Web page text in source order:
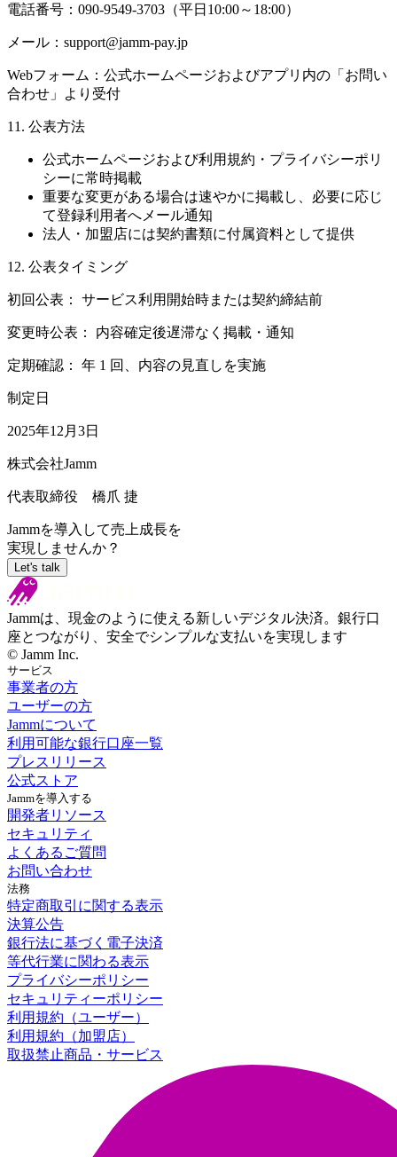
電話番号：090-9549-3703（平日10:00～18:00）
メール：support@jamm-pay.jp
Webフォーム：公式ホームページおよびアプリ内の「お問い
合わせ」より受付
11. 公表方法
公式ホームページおよび利用規約・プライバシーポリ
シーに常時掲載
重要な変更がある場合は速やかに掲載し、必要に応じ
て登録利用者へメール通知
法人・加盟店には契約書類に付属資料として提供
12. 公表タイミング
初回公表： サービス利用開始時または契約締結前
変更時公表： 内容確定後遅滞なく掲載・通知
定期確認： 年 1 回、内容の見直しを実施
制定日
2025年12月3日
株式会社Jamm
代表取締役 橋爪 捷
Jammを導入して売上成長を
実現しませんか？
Let's talk
Jammは、現金のように使える新しいデジタル決済。銀行口
座とつながり、安全でシンプルな支払いを実現します
© Jamm Inc.
サービス
事業者の方
ユーザーの方
Jammについて
利用可能な銀行口座一覧
プレスリリース
公式ストア
Jammを導入する
開発者リソース
セキュリティ
よくあるご質問
お問い合わせ
法務
特定商取引に関する表示
決算公告
銀行法に基づく電子決済
等代行業に関わる表示
プライバシーポリシー
セキュリティーポリシー
利用規約（ユーザー）
利用規約（加盟店）
取扱禁止商品・サービス